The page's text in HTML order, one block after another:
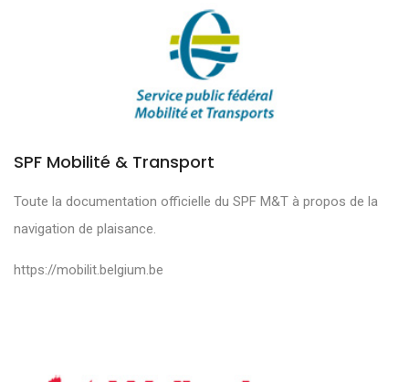
SPF Mobilité & Transport
Toute la documentation officielle du SPF M&T à propos de la
navigation de plaisance.
https://mobilit.belgium.be